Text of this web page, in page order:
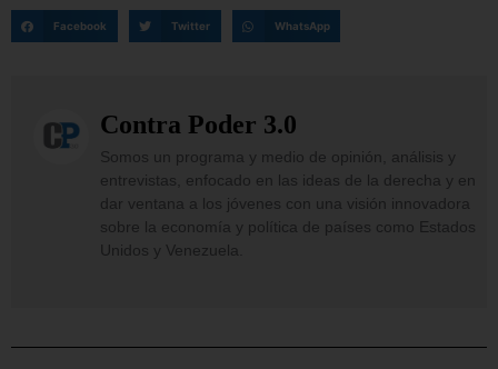
Facebook Twitter WhatsApp
Contra Poder 3.0
Somos un programa y medio de opinión, análisis y
entrevistas, enfocado en las ideas de la derecha y en
dar ventana a los jóvenes con una visión innovadora
sobre la economía y política de países como Estados
Unidos y Venezuela.